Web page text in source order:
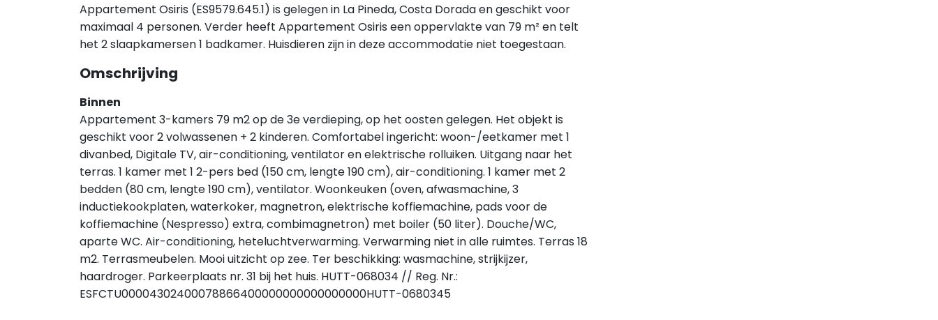
Appartement Osiris (ES9579.645.1) is gelegen in La Pineda, Costa Dorada en geschikt voor
maximaal 4 personen. Verder heeft Appartement Osiris een oppervlakte van 79 m² en telt
het 2 slaapkamersen 1 badkamer. Huisdieren zijn in deze accommodatie niet toegestaan.
Omschrijving
Binnen
Appartement 3-kamers 79 m2 op de 3e verdieping, op het oosten gelegen. Het objekt is
geschikt voor 2 volwassenen + 2 kinderen. Comfortabel ingericht: woon-/eetkamer met 1
divanbed, Digitale TV, air-conditioning, ventilator en elektrische rolluiken. Uitgang naar het
terras. 1 kamer met 1 2-pers bed (150 cm, lengte 190 cm), air-conditioning. 1 kamer met 2
bedden (80 cm, lengte 190 cm), ventilator. Woonkeuken (oven, afwasmachine, 3
inductiekookplaten, waterkoker, magnetron, elektrische koffiemachine, pads voor de
koffiemachine (Nespresso) extra, combimagnetron) met boiler (50 liter). Douche/WC,
aparte WC. Air-conditioning, heteluchtverwarming. Verwarming niet in alle ruimtes. Terras 18
m2. Terrasmeubelen. Mooi uitzicht op zee. Ter beschikking: wasmachine, strijkijzer,
haardroger. Parkeerplaats nr. 31 bij het huis. HUTT-068034 // Reg. Nr.:
ESFCTU00004302400078866400000000000000000HUTT-0680345